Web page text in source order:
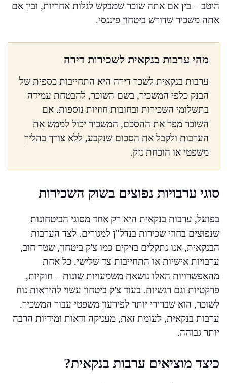
היטב – בין אם אתה שוכר שמבקש לגלות אחריות, ובין אם
אתה משכיר שדורש ביטחון פיננסי.
מהי ערבות בנקאית לשכירות דירה
ערבות בנקאית לשכר דירה היא התחייבות כספית של
הבנק כלפי המשכיר, בשם השוכר, להבטחת עמידה
בתשלומי השכירות ובחובות חוזיות נוספות. אם
השוכר מפר את ההסכם, המשכיר יכול לממש את
הערבות ולקבל את הסכום שנקבע, ללא צורך בהליך
משפטי או הוכחת נזק.
סוגי ערבויות נפוצים בשוק השכירות
בפועל, ערבות בנקאית היא רק אחד מסוגי הביטחונות
שנפוצים בחוזי שכירות בנדל"ן למגורים. לצד הערבות
הבנקאית, אנו נתקלים בזיקים כמו צ'ק ביטחון, שטר חוב,
ערבויות אישיות או התחייבות צד שלישי. כל אחת
מהאפשרויות האלו נושאת משמעויות שונות – חוקיות,
פרקטיות וגם רגשיות. בעוד צ'ק ביטחון עשוי להיראות נוח
לשוכר, הוא שברירי יותר לפירעון משפטי עבור המשכיר.
ערבות בנקאית, לעומת זאת, מעניקה ודאות ומידיות הרבה
יותר גבוהה.
כיצד מוציאים ערבות בנקאית?